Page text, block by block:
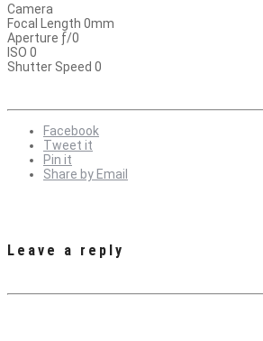
Camera
Focal Length 0mm
Aperture ƒ/0
ISO 0
Shutter Speed 0
Facebook
Tweet it
Pin it
Share by Email
Leave a reply